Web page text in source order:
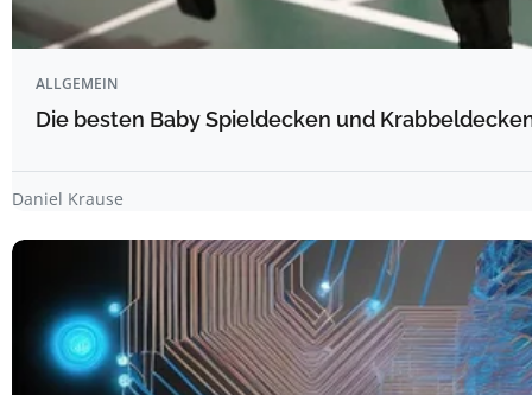
ALLGEMEIN
Die besten Baby Spieldecken und
Daniel Krause